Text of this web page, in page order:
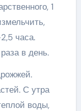
1
часа.
в день.
С утра
воды,